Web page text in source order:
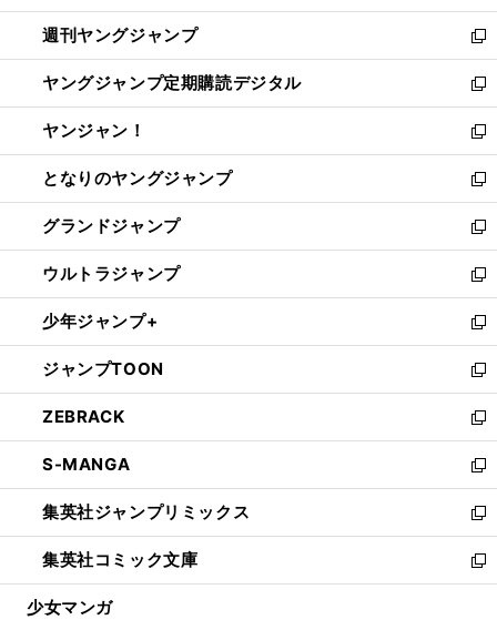
開
く
ウ
で
開
く
ン
ド
ウ
で
開
く
ウ
ィ
ン
ド
ウ
で
開
く
週刊ヤングジャンプ
新
し
い
ウ
ィ
ン
ド
ウ
で
開
く
ヤングジャンプ定期購読デジタル
新
し
い
ウ
ィ
ン
ド
ウ
で
開
く
ヤンジャン！
新
し
い
ウ
ィ
ン
ド
ウ
で
開
く
となりのヤングジャンプ
新
し
い
ウ
ィ
ン
ド
ウ
で
開
く
グランドジャンプ
新
し
い
ウ
ィ
ン
ド
ウ
で
開
く
ウルトラジャンプ
新
し
い
ウ
ィ
ン
ド
ウ
で
開
く
少年ジャンプ+
新
し
い
ウ
ィ
ン
ド
ウ
で
開
く
ジャンプTOON
新
し
い
ウ
ィ
ン
ド
ウ
で
開
ZEBRACK
新
し
い
ウ
ィ
ン
ド
ウ
S-MANGA
新
し
い
ウ
ィ
ン
集英社ジャンプリミックス
新
し
い
ウ
集英社コミック文庫
新
し
少女マンガ